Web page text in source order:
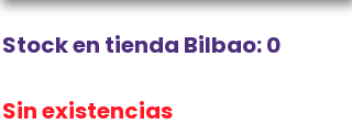
Stock en tienda Bilbao: 0
Sin existencias